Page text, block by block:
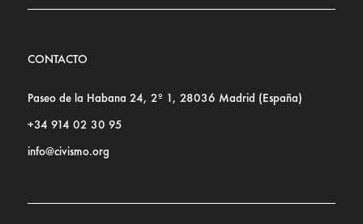
CONTACTO
Paseo de la Habana 24, 2º 1, 28036 Madrid (España)
+34 914 02 30 95
info@civismo.org